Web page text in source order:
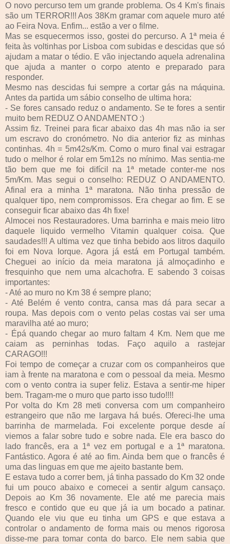
O novo percurso tem um grande problema. Os 4 Km's finais
são um TERROR!!! Aos 38Km gramar com aquele muro até
ao Feira Nova. Enfim... estão a ver o filme.
Mas se esquecermos isso, gostei do percurso. A 1ª meia é
feita às voltinhas por Lisboa com subidas e descidas que só
ajudam a matar o tédio. E vão injectando aquela adrenalina
que ajuda a manter o corpo atento e preparado para
responder.
Mesmo nas descidas fui sempre a cortar gás na máquina.
Antes da partida um sábio conselho de ultima hora:
- Se fores cansado reduz o andamento. Se te fores a sentir
muito bem REDUZ O ANDAMENTO :)
Assim fiz. Treinei para ficar abaixo das 4h mas não ia ser
um escravo do cronómetro. No dia anterior fiz as minhas
continhas. 4h = 5m42s/Km. Como o muro final vai estragar
tudo o melhor é rolar em 5m12s no mínimo. Mas sentia-me
tão bem que me foi difícil na 1ª metade conter-me nos
5m/Km. Mas segui o conselho: REDUZ O ANDAMENTO.
Afinal era a minha 1ª maratona. Não tinha pressão de
qualquer tipo, nem compromissos. Era chegar ao fim. E se
conseguir ficar abaixo das 4h fixe!
Almocei nos Restauradores. Uma barrinha e mais meio litro
daquele liquido vermelho Vitamin qualquer coisa. Que
saudades!!! A ultima vez que tinha bebido aos litros daquilo
foi em Nova Iorque. Agora já está em Portugal também.
Cheguei ao início da meia maratona já almoçadinho e
fresquinho que nem uma alcachofra. E sabendo 3 coisas
importantes:
- Até ao muro no Km 38 é sempre plano;
- Até Belém é vento contra, cansa mas dá para secar a
roupa. Mas depois com o vento pelas costas vai ser uma
maravilha até ao muro;
- Épá quando chegar ao muro faltam 4 Km. Nem que me
caiam as perninhas todas. Faço aquilo a rastejar
CARAGO!!!
Foi tempo de começar a cruzar com os companheiros que
iam à frente na maratona e com o pessoal da meia. Mesmo
com o vento contra ia super feliz. Estava a sentir-me hiper
bem. Tragam-me o muro que parto isso tudo!!!!
Por volta do Km 28 meti conversa com um companheiro
estrangeiro que não me largava há bués. Ofereci-lhe uma
barrinha de marmelada. Foi excelente porque desde aí
viemos a falar sobre tudo e sobre nada. Ele era basco do
lado francês, era a 1ª vez em portugal e a 1ª maratona.
Fantástico. Agora é até ao fim. Ainda bem que o francês é
uma das linguas em que me ajeito bastante bem.
E estava tudo a correr bem, já tinha passado do Km 32 onde
fui um pouco abaixo e comecei a sentir algum cansaço.
Depois ao Km 36 novamente. Ele até me parecia mais
fresco e contido que eu que já ia um bocado a patinar.
Quando ele viu que eu tinha um GPS e que estava a
controlar o andamento de forma mais ou menos rigorosa
disse-me para tomar conta do barco. Ele nem sabia que